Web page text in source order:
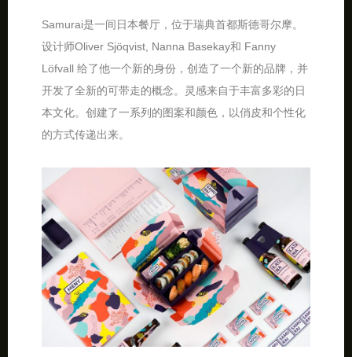
Samurai是一间日本餐厅，位于瑞典首都斯德哥尔摩。
设计师Oliver Sjöqvist, Nanna Basekay和 Fanny
Löfvall 给了他一个新的身份，创造了一个新的品牌，并
开发了全新的可带走的概念。灵感来自于丰富多彩的日
本文化。创建了一系列的图案和颜色，以俏皮和个性化
的方式传递出来。